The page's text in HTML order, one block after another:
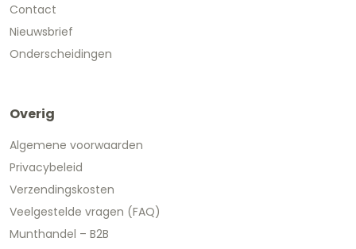
Contact
Nieuwsbrief
Onderscheidingen
Overig
Algemene voorwaarden
Privacybeleid
Verzendingskosten
Veelgestelde vragen (FAQ)
Munthandel – B2B